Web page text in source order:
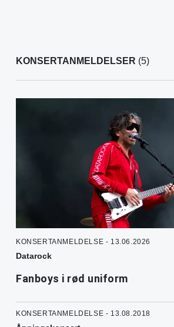
KONSERTANMELDELSER (5)
KONSERTANMELDELSE - 13.06.2026
Datarock
Fanboys i rød uniform
KONSERTANMELDELSE - 13.08.2018